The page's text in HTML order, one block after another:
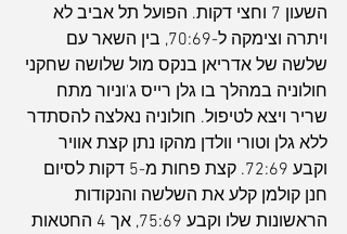
השעון 7 וחצי דקות. הפועל תל אביב לא
ויתרה וצימקה ל-70:69, בין השאר עם
שלשה של אדריאן בנקס מול שלושה שחקני
חולוניה במהלך בו גלן רייס ג'וניור מתח
שריר ויצא לטיפול. חולוניה נאלצה להסתדר
ללא גלן וטורי וולדן מהקו נתן קצת אוויר
וקבע 72:69. קצת פחות מ-5 דקות לסיום
חנן קולמן קלע את השלשה והנקודות
הראשונות שלו וקבע 75:69, אך 4 החטאות